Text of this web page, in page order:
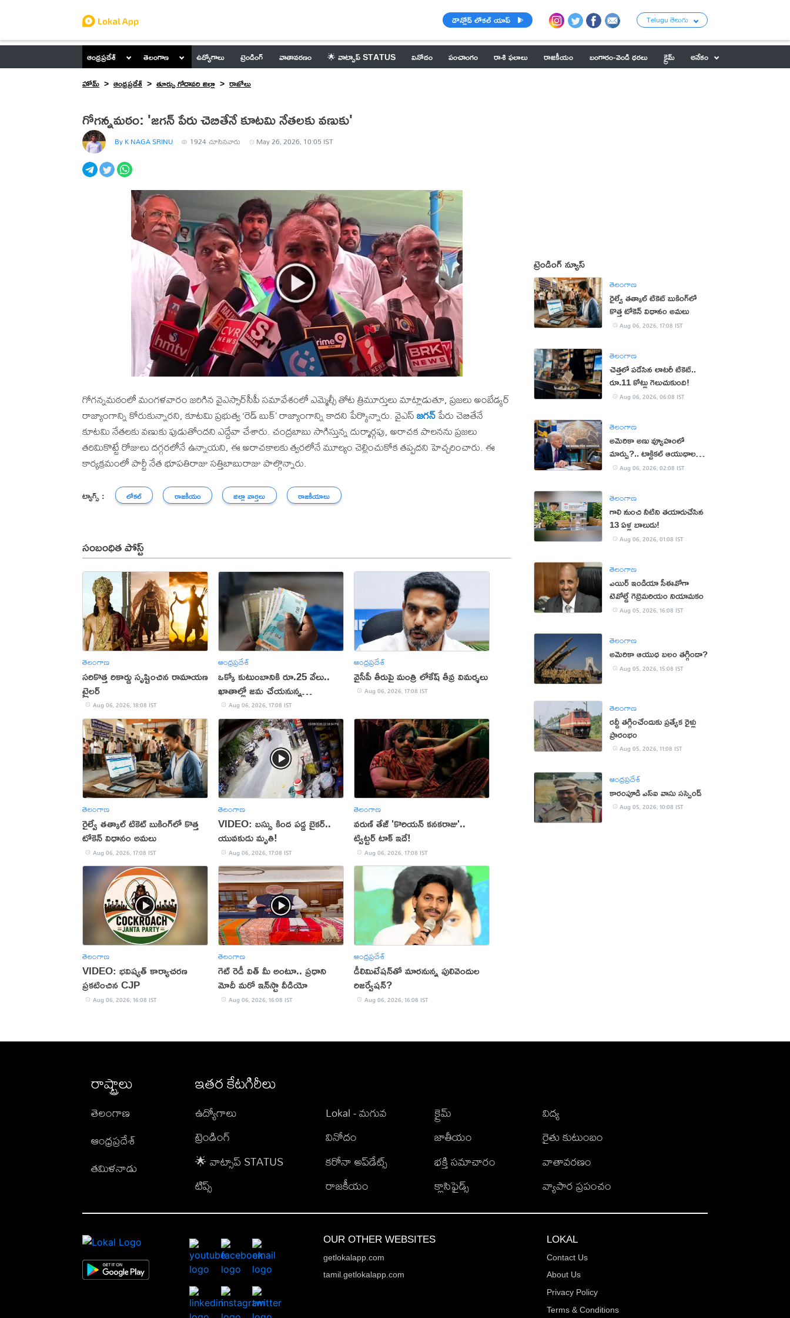
డౌన్లోడ్ లోకల్ యాప్ Telugu తెలుగు
ఆంధ్రప్రదేశ్ తెలంగాణ ఉద్యోగాలు ట్రెండింగ్ వాతావరణం 🌟 వాట్సాప్ STATUS వినోదం పంచాంగం రాశి ఫలాలు రాజకీయం బంగారం-వెండి ధరలు క్రైమ్
అనేకం
హోమ్
ఆంధ్రప్రదేశ్ తూర్పు గోదావరి జిల్లా రాజోలు
గోగన్నమఠం: 'జగన్ పేరు చెబితేనే కూటమి నేతలకు వణుకు'
By K NAGA SRINU 1924చూసినవారు May 26, 2026, 10:05 IST
గోగన్నమఠంలో మంగళవారం జరిగిన వైఎస్సార్‌సీపీ సమావేశంలో ఎమ్మెల్సీ తోట త్రిమూర్తులు మాట్లాడుతూ, ప్రజలు అంబేడ్కర్
రాజ్యాంగాన్ని కోరుకున్నారని, కూటమి ప్రభుత్వ ‘రెడ్ బుక్’ రాజ్యాంగాన్ని కాదని పేర్కొన్నారు. వైఎస్జగన్పేరు చెబితేనే
కూటమి నేతలకు వణుకు పుడుతోందని ఎద్దేవా చేశారు. చంద్రబాబు సాగిస్తున్న దుర్మార్గపు, అరాచక పాలనను ప్రజలు
తరిమికొట్టే రోజులు దగ్గరలోనే ఉన్నాయని, ఈ అరాచకాలకు త్వరలోనే మూల్యం చెల్లించుకోక తప్పదని హెచ్చరించారు. ఈ
కార్యక్రమంలో పార్టీ నేత భూపతిరాజు సత్తిబాబురాజు పాల్గొన్నారు.
ట్యాగ్స్ : లోకల్ రాజకీయం జిల్లా వార్తలు రాజకీయాలు
సంబంధిత పోస్ట్
తెలంగాణ
సరికొత్త రికార్డు సృష్టించిన రామాయణ
ట్రైలర్‌
Aug 06, 2026, 18:08 IST
ఆంధ్రప్రదేశ్
ఒక్కో కుటుంబానికి రూ.25 వేలు..
ఖాతాల్లో జ‌మ చేయ‌నున్న
ప్ర‌భుత్వం..!
Aug 06, 2026, 17:08 IST
ఆంధ్రప్రదేశ్
వైసీపీ తీరుపై మంత్రి లోకేష్ తీవ్ర విమర్శలు
Aug 06, 2026, 17:08 IST
తెలంగాణ
రైల్వే తత్కాల్ టికెట్ బుకింగ్‌లో కొత్త
టోకెన్ విధానం అమలు
Aug 06, 2026, 17:08 IST
తెలంగాణ
VIDEO: బస్సు కింద పడ్డ బైకర్..
యువకుడు మృతి!
Aug 06, 2026, 17:08 IST
తెలంగాణ
వరుణ్ తేజ్ 'కొరియన్ కనకరాజు'..
ట్విట్టర్ టాక్ ఇదే!
Aug 06, 2026, 17:08 IST
తెలంగాణ
VIDEO: భవిష్యత్ కార్యాచరణ
ప్రకటించిన CJP
Aug 06, 2026, 16:08 IST
తెలంగాణ
గెట్ రెడీ విత్ మీ అంటూ.. ప్రధాని
మోదీ మరో ఇన్‌స్టా వీడియో
Aug 06, 2026, 16:08 IST
ఆంధ్రప్రదేశ్
డీలిమిటేషన్‌తో మారనున్న పులివెందుల
రిజర్వేషన్?
Aug 06, 2026, 16:08 IST
ట్రెండింగ్ న్యూస్
తెలంగాణ
రైల్వే తత్కాల్ టికెట్ బుకింగ్‌లో
కొత్త టోకెన్ విధానం అమలు
Aug 06, 2026, 17:08 IST
తెలంగాణ
చెత్తలో పడేసిన లాటరీ టికెట్..
రూ.11 కోట్లు గెలుచుకుంది!
Aug 06, 2026, 06:08 IST
తెలంగాణ
అమెరికా అణు వ్యూహంలో
మార్పు?.. టాక్టికల్ ఆయుధాలకు
ప్రాధాన్యం!
Aug 06, 2026, 02:08 IST
తెలంగాణ
గాలి నుంచి నీటిని తయారుచేసిన
13 ఏళ్ల బాలుడు!
Aug 06, 2026, 01:08 IST
తెలంగాణ
ఎయిర్ ఇండియా సీఈవోగా
టెవోల్డే గెబ్రెమరియం నియామకం
Aug 05, 2026, 16:08 IST
తెలంగాణ
అమెరికా ఆయుధ బలం తగ్గిందా?
Aug 05, 2026, 15:08 IST
తెలంగాణ
రద్దీ తగ్గించేందుకు ప్రత్యేక రైళ్లు
ప్రారంభం
Aug 05, 2026, 11:08 IST
ఆంధ్రప్రదేశ్
కారంపూడి ఎస్ఐ వాసు స‌స్పెండ్‌
Aug 05, 2026, 10:08 IST
రాష్ట్రాలు
తెలంగాణ
ఆంధ్రప్రదేశ్
తమిళనాడు
ఇతర కేటగిరీలు
ఉద్యోగాలు
ట్రెండింగ్
🌟 వాట్సాప్ STATUS
టిప్స్
Lokal - మగువ
వినోదం
కరోనా అప్‌డేట్స్
రాజకీయం
క్రైమ్
జాతీయం
భక్తి సమాచారం
క్లాసిఫైడ్స్
విద్య
రైతు కుటుంబం
వాతావరణం
వ్యాపార ప్రపంచం
OUR OTHER WEBSITES
getlokalapp.com
tamil.getlokalapp.com
LOKAL
Contact Us
About Us
Privacy Policy
Terms & Conditions